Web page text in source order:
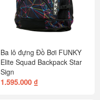
Ba lô đựng Đồ Bơi FUNKY
Elite Squad Backpack Star
Sign
1.595.000 ₫